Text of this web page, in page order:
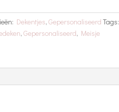
Dekentjes, Gepersonaliseerd Tags:
, Gepersonaliseerd, Meisje